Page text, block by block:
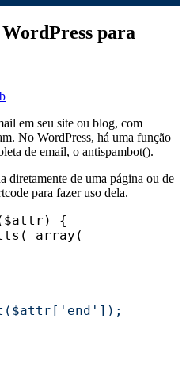
para
em seu site ou blog, com
No WordPress, há uma função
de email, o antispambot().
diretamente de uma página ou de
para fazer uso dela.
{
array(